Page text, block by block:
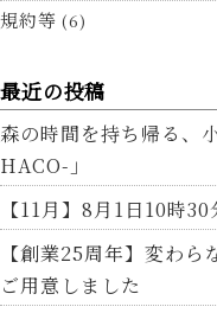
規約等 (6)
最近の投稿
森の時間を持ち帰る、
HACO-」
【11月】8月1日10時30
【創業25周年】変わ
ご用意しました